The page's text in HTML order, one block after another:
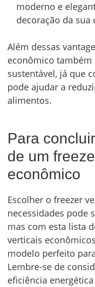
moderno e
decoração da sua
Além dessas
econômico
sustentável, já que
pode ajudar a
alimentos.
Para
de um
econômico
Escolher o freezer
necessidades pode
mas com esta lista
verticais
modelo perfeito
Lembre-se de
eficiência